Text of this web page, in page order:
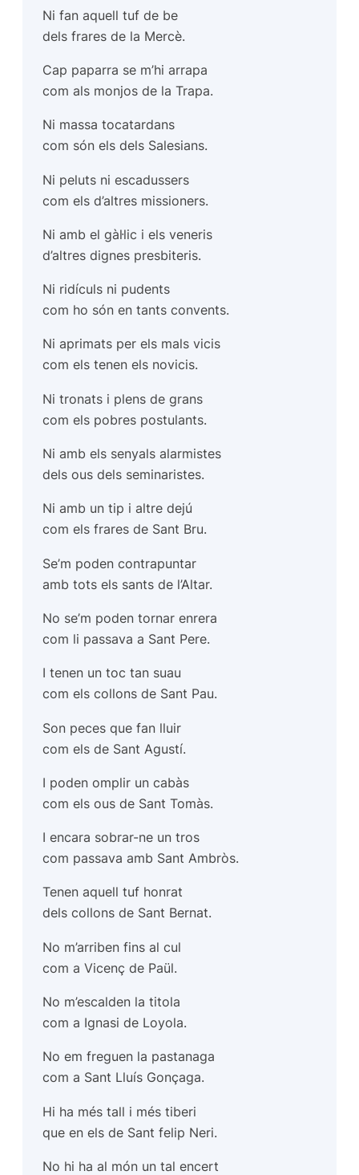
Ni fan aquell tuf de be
dels frares de la Mercè.
Cap paparra se m’hi arrapa
com als monjos de la Trapa.
Ni massa tocatardans
com són els dels Salesians.
Ni peluts ni escadussers
com els d’altres missioners.
Ni amb el gàl·lic i els veneris
d’altres dignes presbiteris.
Ni ridículs ni pudents
com ho són en tants convents.
Ni aprimats per els mals vicis
com els tenen els novicis.
Ni tronats i plens de grans
com els pobres postulants.
Ni amb els senyals alarmistes
dels ous dels seminaristes.
Ni amb un tip i altre dejú
com els frares de Sant Bru.
Se’m poden contrapuntar
amb tots els sants de l’Altar.
No se’m poden tornar enrera
com li passava a Sant Pere.
I tenen un toc tan suau
com els collons de Sant Pau.
Son peces que fan lluir
com els de Sant Agustí.
I poden omplir un cabàs
com els ous de Sant Tomàs.
I encara sobrar-ne un tros
com passava amb Sant Ambròs.
Tenen aquell tuf honrat
dels collons de Sant Bernat.
No m’arriben fins al cul
com a Vicenç de Paül.
No m’escalden la titola
com a Ignasi de Loyola.
No em freguen la pastanaga
com a Sant Lluís Gonçaga.
Hi ha més tall i més tiberi
que en els de Sant felip Neri.
No hi ha al món un tal encert